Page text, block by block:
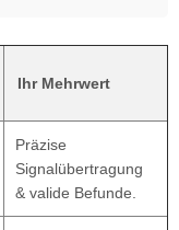
Ihr Mehrwert
Präzise
Signalübertragung
& valide Befunde.